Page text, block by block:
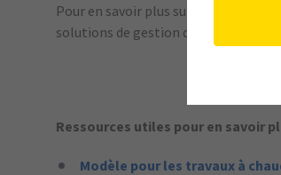
Pour en savoir plus sur les travaux à
solutions de gestion des risques
Ressources utiles pour en savoir
Modèle pour les travaux à